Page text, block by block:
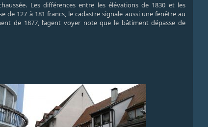
Les différences entre les élévations de 1830 et les
de 127 à 181 francs, le cadastre signale aussi une fenêtre au
de 1877, l’agent voyer note que le bâtiment dépasse de